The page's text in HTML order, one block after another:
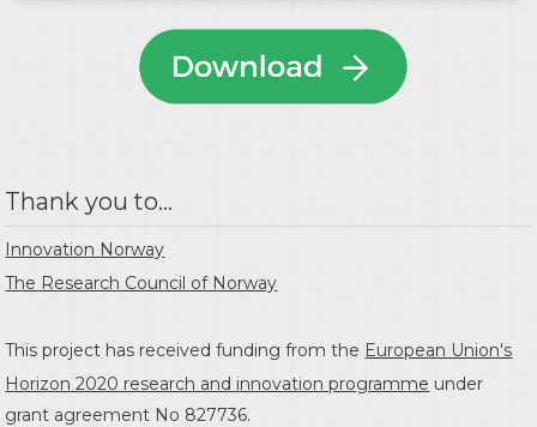
Thank you to...
Innovation Norway
The Research Council of Norway
This project has received funding from the European Union's
Horizon 2020 research and innovation programme under
grant agreement No 827736.